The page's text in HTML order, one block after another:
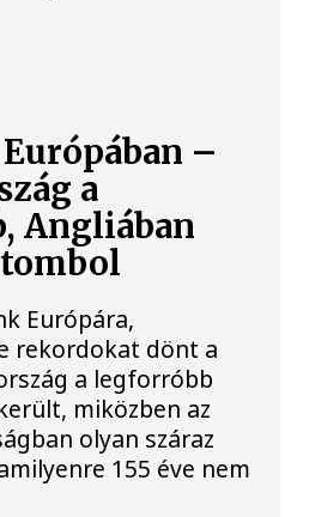
–
a
Angliában
Európára,
rekordokat dönt a
a legforróbb
miközben az
olyan száraz
155 éve nem